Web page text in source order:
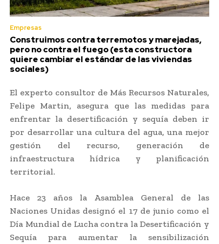
Empresas
Construimos contra terremotos y marejadas,
pero no contra el fuego (esta constructora
quiere cambiar el estándar de las viviendas
sociales)
El experto consultor de Más Recursos Naturales,
Felipe Martin, asegura que las medidas para
enfrentar la desertificación y sequía deben ir
por desarrollar una cultura del agua, una mejor
gestión del recurso, generación de
infraestructura hídrica y planificación
territorial.
Hace 23 años la Asamblea General de las
Naciones Unidas designó el 17 de junio como el
Día Mundial de Lucha contra la Desertificación y
Sequía para aumentar la sensibilización